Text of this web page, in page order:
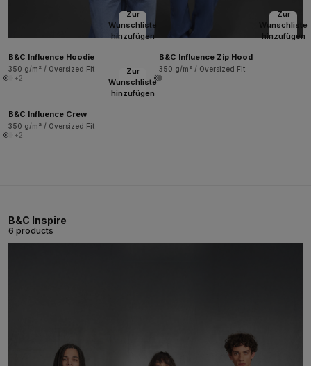
Zur
Wunschliste
hinzufügen
B&C Influence Hoodie
350 g/m² / Oversized Fit
+2
Zur
Wunschliste
hinzufügen
B&C Influence Zip Hood
350 g/m² / Oversized Fit
Zur
Wunschliste
hinzufügen
B&C Influence Crew
350 g/m² / Oversized Fit
+2
B&C Inspire
6 products